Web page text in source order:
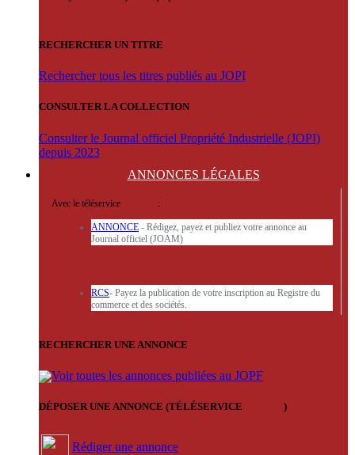
RECHERCHER UN TITRE
Rechercher tous les titres publiés au JOPI
CONSULTER LA COLLECTION
Consulter le Journal officiel Propriété Industrielle (JOPI)
depuis 2023
ANNONCES LÉGALES
Avec le téléservice :
ANNONCE - Rédigez, payez et publiez votre annonce au
Journal officiel (JOAM)
RCS- Payez la publication de votre inscription au Registre du
commerce et des sociétés.
RECHERCHER UNE ANNONCE
Voir toutes les annonces publiées au JOPF
DÉPOSER UNE ANNONCE (TÉLÉSERVICE )
Rédiger une annonce